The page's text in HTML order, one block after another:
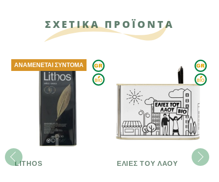
ΣΧΕΤΙΚΑ ΠΡΟΪΟΝΤΑ
LITHOS
ΑΝΑΜΈΝΕΤΑΙ ΣΎΝΤΟΜΑ
ΕΛΙΕΣ ΤΟΥ ΛΑΟΥ